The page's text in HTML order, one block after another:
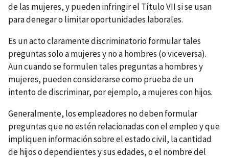
de las mujeres, y pueden infringir el Título VII si se usan
para denegar o limitar oportunidades laborales.
Es un acto claramente discriminatorio formular tales
preguntas solo a mujeres y no a hombres (o viceversa).
Aun cuando se formulen tales preguntas a hombres y
mujeres, pueden considerarse como prueba de un
intento de discriminar, por ejemplo, a mujeres con hijos.
Generalmente, los empleadores no deben formular
preguntas que no estén relacionadas con el empleo y que
impliquen información sobre el estado civil, la cantidad
de hijos o dependientes y sus edades, o el nombre del